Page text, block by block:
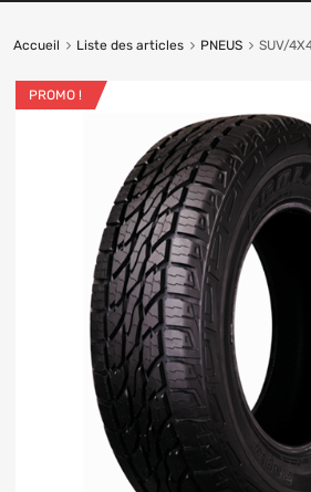
Accueil Liste des articles PNEUS SUV/
PROMO !